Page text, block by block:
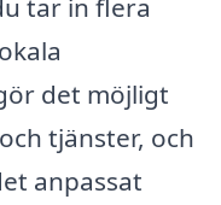
tar in flera
det möjligt
tjänster, och
anpassat